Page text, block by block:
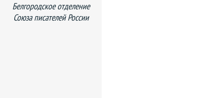
Белгородское отделение
Союза писателей России